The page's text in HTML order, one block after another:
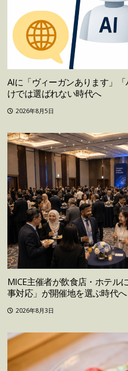
AIに「ヴィーガンあります」
けでは選ばれない時代へ
2026年8月5日
MICE主催者が飲食店・ホテ
事対応」が開催地を選ぶ時代へ
2026年8月3日